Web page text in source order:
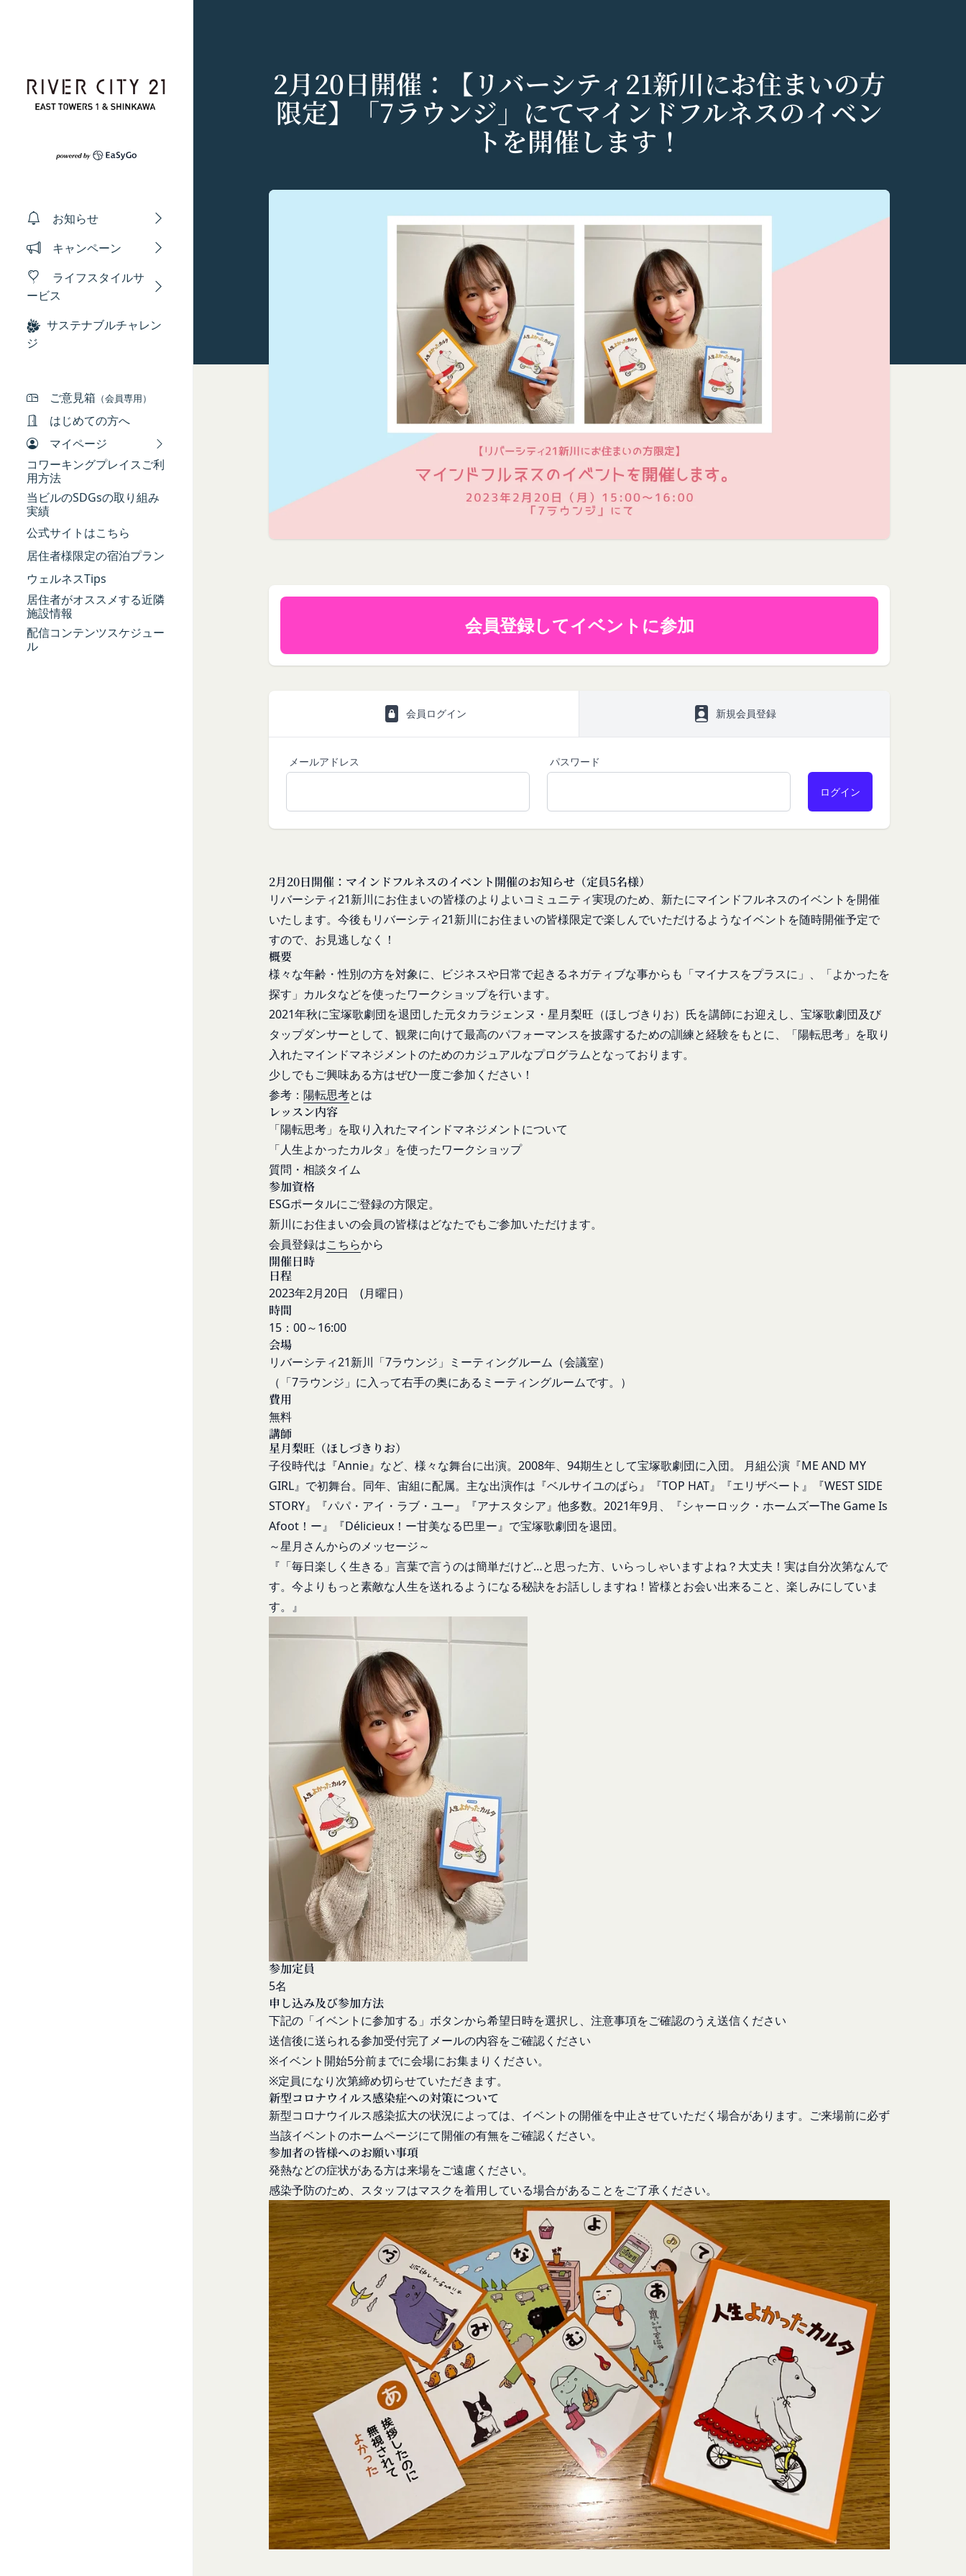
お知らせ
キャンペーン
ライフスタイルサ
ービス
サステナブルチャレン
ジ
ご意見箱 （会員専用）
はじめての方へ
マイページ
コワーキングプレイスご利
用方法
当ビルのSDGsの取り組み
実績
公式サイトはこちら
居住者様限定の宿泊プラン
ウェルネスTips
居住者がオススメする近隣
施設情報
配信コンテンツスケジュー
ル
2月20日開催：【リバーシティ21新川にお住まいの方
限定】「7ラウンジ」にてマインドフルネスのイベン
トを開催します！
会員登録してイベントに参加
会員ログイン 新規会員登録
メールアドレス パスワード
2月20日開催：マインドフルネスのイベント開催のお知らせ（定員5名様）
リバーシティ21新川にお住まいの皆様のよりよいコミュニティ実現のため、 新たにマインドフルネスのイベントを開催
いたします。今後もリバーシティ21新川にお住まいの皆様限定で楽しんでいただけるようなイベントを随時開催予定で
すので、お見逃しなく！
概要
様々な年齢・性別の方を対象に、ビジネスや日常で起きるネガティブな事からも「マイナスをプラスに」、「よかったを
探す」カルタなどを使ったワークショップを行います。
2021年秋に宝塚歌劇団を退団した元タカラジェンヌ・星月梨旺（ほしづきりお）氏を講師にお迎えし、宝塚歌劇団及び
タップダンサーとして、観衆に向けて最高のパフォーマンスを披露するための訓練と経験をもとに、「陽転思考」を取り
入れたマインドマネジメントのためのカジュアルなプログラムとなっております。
少しでもご興味ある方はぜひ一度ご参加ください！
参考：陽転思考とは
レッスン内容
「陽転思考」を取り入れたマインドマネジメントについて
「人生よかったカルタ」を使ったワークショップ
質問・相談タイム
参加資格
ESGポータルにご登録の方限定。
新川にお住まいの会員の皆様はどなたでもご参加いただけます。
会員登録はこちらから
開催日時
日程
2023年2月20日 (月曜日）
時間
15：00～16:00
会場
リバーシティ21新川「7ラウンジ」ミーティングルーム（会議室）
（「7ラウンジ」に入って右手の奥にあるミーティングルームです。）
費用
無料
講師
星月梨旺（ほしづきりお）
子役時代は『Annie』など、様々な舞台に出演。2008年、94期生として宝塚歌劇団に入団。 月組公演『ME AND MY
GIRL』で初舞台。同年、宙組に配属。主な出演作は『ベルサイユのばら』『TOP HAT』『エリザベート』『WEST SIDE
STORY』『パパ・アイ・ラブ・ユー』『アナスタシア』他多数。2021年9月、『シャーロック・ホームズーThe Game Is
Afoot！ー』『Délicieux！ー甘美なる巴里ー』で宝塚歌劇団を退団。
～星月さんからのメッセージ～
『「毎日楽しく生きる」言葉で言うのは簡単だけど…と思った方、いらっしゃいますよね？大丈夫！実は自分次第なんで
す。今よりもっと素敵な人生を送れるようになる秘訣をお話ししますね！皆様とお会い出来ること、楽しみにしていま
す。』
参加定員
5名
申し込み及び参加方法
下記の「イベントに参加する」ボタンから希望日時を選択し、注意事項をご確認のうえ送信ください
送信後に送られる参加受付完了メールの内容をご確認ください
※イベント開始5分前までに会場にお集まりください。
※定員になり次第締め切らせていただきます。
新型コロナウイルス感染症への対策について
新型コロナウイルス感染拡大の状況によっては、イベントの開催を中止させていただく場合があります。ご来場前に必ず
当該イベントのホームページにて開催の有無をご確認ください。
参加者の皆様へのお願い事項
発熱などの症状がある方は来場をご遠慮ください。
感染予防のため、スタッフはマスクを着用している場合があることをご了承ください。
プライバシーポリシー
株式会社GOYOH（以下「当社」といいます。）は、当社が運営する各サービスにおいて、個人情報の保護に関す
る法律、その他関連する法令等を遵守するとともに、以下の方針に沿ってお客様からお預かりした情報を取り扱
本文中の用語の定義は、個人情報保護法および関連法令によります。
当社は、お客様が当社のサービスの登録手続を行う場合、以下の情報（以下「お客様情報」といいます。）をご提
氏名、生年月日、性別、職業等プロフィールに関する情報
メールアドレス、電話番号、住所等連絡先に関する情報
アカウントへのアクセス者の本人確認に必要なパスワード等のその他の情報
入力フォームその他当社が定める方法を通じてお客様が入力または送信する情報
当社が各サービスにおいて取得すると定めた情報
お客様が、端末または携帯端末上で当社のサービスを利用する場合、当社は、端末識別子およびIPアドレスを取得
する場合があります。また、当社は、お客様が端末に関連付けた名前、端末の種類、電話番号、国、およびユーザ
ー名、もしくはメールアドレスなど、お客様が提供することを選択したその他のあらゆる情報を取得する場合があ
できますが、無効にした場合には当社のサービスの一部が利用できなくなくなることがあります。
お客様が、当社のサービスを利用する際、直接当社に提供した情報および当社のサービスを提供している第三者サ
ービス提供者を通じて提供した情報を、当社は取得・保管することがあります。お客様のサービスご利用状況、他
の利用者との交流に関する情報も取得することがあります。
を認めた情報を取得することがあります。
で利用します。
Cookie（クッキー）について
す。これに類似の技術を含みます。)を使用することがあります。
クッキーは、ウェブサイトを利用されたときにご利用のパソコンや携帯端末に一時的にデータを保存させるもの
合わせによっても個人が特定できないもの)を取得することがあります。
お客様がご自身に関する情報の取得を望まれない場合は、ブラウザや携帯端末の設定により、クッキーの受け取り
を拒否することも可能です。なお、クッキーの受け取りを拒否された場合、当社のサービスの一部がご利用できな
くなることがあります。
当社は、お客様情報への不正なアクセスや漏洩等を防ぐため、セキュリティーの維持に努めます。また、当社は、
当社の通常の事業運営に照らして当社が不要と判断した場合、お客様から取得したお客様情報を安全かつ合理的な
方法で消去します。
第三者への提供等
当社は、以下の場合、お客様情報を第三者と共有することがあります。（以下、当社がお客様情報を提供した相手
方を「提供先」といいます。）
お客様の同意を得た場合
当社は、お客様の同意を得た場合、お客様情報（個人情報の場合もあります。）を第三者である会社、組織、個人
に提供することがあります。
第三者サービス提供者との共有
支払処理、データ分析、メール送信、ホスティングサービス、カスタマーサービスなどを当社の代理で行うサービ
スを提供する第三者、または、当社のマーケティングのサポートを行う第三者に対して、お客様情報を提供するこ
とがあります。
外部サービスとの連携のための共有
当社は、Facebook、Googleアカウント、Twitterその他の外部サービスとの連携または外部サービスを利用した
認証にあたり、当該外部サービス運営会社にお客様情報を提供することがあります。
法律上の理由
お客様の居住国内外において、法律、規則、法的手段または公的もしくは政府機関からの要求により、当社がお客
様情報の全部または一部を開示することが必要になる場合があります。
当社は、国家安全保障、法の執行またはその他の交易の実現のために必要または適切であると判断した場合、お客
様情報の全部または一部を公開することがあります。
当社は、当社の利用規約の執行、当社の運営またはお客様の保護のために、開示が合理的に必要であると判断する
場合、お客様情報の全部または一部を開示することがあります。
売却または合併
組織再編、合併または譲渡に際し、当社が取得した個人情報の全部または一部を関係者に移転することがありま
委託先等の管理
当社は、業務を委託するため委託先にお客様情報を提供または開示する場合、当該委託先に対し、適切な取扱いお
よび保護を行わせ、第三者への開示・提供および当社の提供目的以外の目的での利用を行わないよう適切に管理お
よび監督します。
開示・訂正等
お客様がご自身の個人情報の内容を確認、訂正または利用停止を希望される場合には、個人情報保護法その他の法
令により当社が義務を負う範囲において、速やかに対応させていただきます。
なお、かかる場合には、本人確認をさせていただく場合があります。
お問い合わせ
開示等のご希望、ご意見、ご質問、苦情のお申し出その他個人情報の取り扱いに関するお問い合わせは、下記の窓
口までお願いいたします。
メールによるお問い合わせ
営業時間内に順次回答いたします。
お問い合わせ内容によっては回答にお時間をいただく場合や、ご返答できない場合がございます。あらかじめご了
承いただきますようお願い致します。
「@goyoh.jp」を含むメールアドレスから受信できるよう、あらかじめご設定ください。
メールによるお問い合わせについて、お客さまの個人情報保護のため、SSL通信を使用しております。お客さまが
お使いのブラウザがSSL通信非対応の場合には、このお問い合わせフォームは利用できませんので、その場合には
お電話でのお問い合わせをお願いいたします。
当社は、管理担当役員を利用者情報管理責任者とし、利用者情報の適正な管理及び継続的な改善を実施します。
当社は、以下の場合には、何らの責任を負いません。
お客様ご本人が本サービスの機能又は別の手段を用いて第三者に利用者情報を明らかにした場合
お客様が自ら本サービス上に入力した情報等により、個人を識別し得る状態に至った場合
当社は、利用者情報の取扱いに関する運用状況を適宜見直し、継続的な改善に努めるものとし、必要に応じて、本
ポリシーをお客様の事前の了承を得ることなく変更することがあります。変更後の本ポリシーについては、当社が
別途定める場合を除いて、当社ウェブサイトでの公示後、すぐに効力が発生するものとします。但し、法令上お客
様の同意が必要となるような内容の変更を行うときは、当社が定める方法により、お客様の同意を取得するものと
その他の注意事項
当社が提供するサービスは、当社が管理するサービス以外のサービスへのリンクを含む場合があり、これら外部サ
ービスにおける内容や利用者情報の保護については、当社は一切責任を負いません。
発効日：2021年9月1日
株式会社GOYOHが運営するコミュニティポータルサイトサービス（以下「本サービス」といいます。）のご利用
規約（以下「本規約」といいます。）を下記の通り定めます。
本サービスをご利用される方は、ご登録される前に本規約を必ずお読みになり、本規約に同意いただく必要があり
本規約において、次の各号に掲げる用語の意義は、当該各号に定めるところによるものとします。
当社が提供するコミュニティポータルサイト及び連携により利用できるすべてのサービスをいいます。
本利用規約に基づく利用契約を当社と締結している方をいいます。
本利用規約に基づき、契約者が本サービスの利用を認めた特定の法人、団体、個人の第三者をいいます。なお、利
用者は契約者の事業のために本サービスを利用されているものとみなします。
本規約の内容の全てを承認いただいた上、本サービス所定の手続きに従い会員登録を申請し、当社がこれを承認し
た特定の法人、団体、個人をいいます。
本サービスの利用を希望する法人、団体、個人をいいます。
を求めた情報及びこれらの情報について利用者自身が追加、変更を行った場合の当該情報をいいます。
「アカウント」
各会員が保有する、本サービスの利用に関する権利の総体をいいます。
登録情報と組み合わせて、会員とその他の者とを識別するために用いられる符号をいいます。
当社との間で締結する契約に基づき、本サービスと提携するサービス（以下「提携サービス」といいます。）を提
供し、又はその運営を行う者をいいます。
第2条（総則・適用範囲）
び当社と会員との権利義務関係を定めるものです。
当社が、当社ウェブサイト上に本サービスに関する個別規定や追加規定を掲載する場合、又は第11条に定める方
当社は、本規約を変更する必要が生じた場合には、会員の明示の承諾を得ることなく、本規約を変更することがで
きるものとします。
前項による本規約の変更をするときは、その効力発生日を定め、かつ、本規約を変更する旨及び変更後の本規約の
内容並びにその効力発生日を、会員に対し、本規約変更の効力発生日前に、第11条に定める方法により通知する
ものとします。ただし、文言の修正等、会員に不利益を与えるものではない軽微な変更の場合には、当該通知を省
略することができます。
本規約変更の効力発生日後に本サービスの利用を行った場合、会員は本規約の変更に同意したものとみなします。
当社が提供する本サービス以外のサービス又は提携パートナーが提供するサービスについては、各サービスに定め
られる利用規約等に従ってご利用ください。
本契約において使用される以下の各用語は各々以下に定める意味を有します。
第3条（提供されるサービス）
当社が提供する本サービスは、次の各号に掲げるサービスとします。
コミュニティポータルサイトが提供する情報サービス
前各号に付随する各種サービス
当社は、前項各号に定めるサービスの内容を変更することができるものとします。
第4条（会員登録）
会員登録手続きは、本サービスの会員登録ページから当社の指定する方法に従い、会員登録を希望する本人が行う
ものとします。当社に対して会員登録の申し込みが行われた場合には、登録手続きにおいて氏名等を入力された本
人が当該申し込みを行ったものとみなします。
当社は、会員登録を申請した者が以下の各号のいずれかの事由に該当する場合は、登録を拒否することがありま
当社に提供された登録情報の全部又は一部につき虚偽、誤記又は記載漏れがあった場合
当該登録希望者が、本サービス又は当社が提供するその他のサービスの利用に際して、過去にアカウント削除
等の利用停止措置を受けたことがあり、又は現在受けている場合
未成年者、成年被後見人、被保佐人又は被補助人のいずれかであって、法定代理人、後見人､保佐人又は補助人
の同意等を得ていなかった場合
会員登録の申請に虚偽の事項が含まれている場合
過去に当社との契約に違反した者またはその関係者であると当社が判断した場合
反社会的勢力等（暴力団、暴力団員、右翼団体、反社会的勢力、その他これに準ずるものを意味します。以下
同じ。）であるまたは資金提供その他を通じて反社会的勢力等の維持、運営もしくは経営に協力もしくは関与
する等反社会的勢力等との何らかの交流もしくは関係を行っていると当社が判断した場合
その他会員登録が適当でないと当社が判断した場合
第5条（登録内容の変更）
会員は、登録情報の内容の全部または一部に関して変更が生じた場合、直ちに当社所定の方法により登録内容を変
会員が前項に定める変更手続きを行わなかった場合には、既に登録済みの情報に基づく処理を適正・有効なものと
することをあらかじめ承諾します。
会員が本条第１項に定める変更手続きを行わなかったことにより生じた損害について、当社は一切責任を負いませ
第6条（IDおよびパスワードの管理）
会員は、会員登録等の際に会員本人が設定し、承認・登録されたお客様IDおよびパスワードの利用、管理につい
て一切の責任を負うものとします。
会員は、お客様IDおよびパスワードの第三者への譲渡、承継、名義変更、貸与、開示又は漏洩してはならないも
会員のお客様IDおよびパスワードの使用上の過失または第三者による不正使用等に起因する損害について、当社
は一切責任を負わないものとします。 会員のお客様IDおよびパスワードの失念に起因する損害について、当社は
一切の責任を負わないものとします。
当社は、当社所定の方法により会員のお客様IDおよびパスワードの一致を確認した場合、当該お客様IDおよびパ
スワードに基づく会員が、本サービスを利用したものとみなし、その場合の責任は全て当該会員に帰属するものと
第7条（会員の退会）
会員は、当社所定の退会手続の完了により、会員登録を抹消することができます。
第8条（禁止事項）
会員は、本サービスの利用に際して、以下の各号のいずれかに該当する行為または該当するおそれのある行為を行
ってはならないものとします。
本規約および法令に違反する行為、犯罪に結びつく行為または公序良俗に反する行為
会員登録または登録内容の変更の際に虚偽の会員情報を入力する行為
本サービスの運営を妨害するおそれのある行為または本サービスに支障を生じさせるおそれのある行為
当社または第三者の財産権、プライバシー権、著作権等の知的財産権、その他の権利または利益を侵害する行
当社または第三者を誹謗、中傷する行為
当社もしくは第三者に対して、迷惑、不利益または損害を与える行為
お客様IDおよびパスワードを不正に使用する行為
同業者の再販など、営利目的で商品等を購入する行為
その他、当社が不適切と判断する行為
会員の行為が本規約に違反すると当社が判断した場合、当社は、通知または催告をすることなく、当該会員の登録
の抹消、当社が提供する一切のサービスの利用禁止、停止、本サービス上に公開した提供物（本規約第10条3項で
定義します。）の削除その他の必要な措置を講じることができるものとします。
当社が前項に定める措置を講じた場合において、当社は、会員に対し、当該措置を講じた理由を開示する義務及び
当該措置により会員に生じた損害を賠償する義務並びにその他一切の義務を負わないものとします。
第9条（当社が提供するコンテンツに関する知的財産権等）
本サービスを通じて会員に提供する文章、イラスト、デザイン、写真、画像、ロゴ、アイコン、映像、プログラム
等（以下「コンテンツ」といいます。）の著作権、商標権およびその他の知的財産権は全て当社または当社にコン
テンツの使用を許諾する者に帰属するものであり、会員はこれらの権利を侵害する行為を行わないものとします。
目的の如何を問わず、本サービスのコンテンツその他掲載内容の全部または一部を権利者の許可なく使用（複製、
改変、転用、転送、配布、掲示、販売、出版など）する行為は固く禁止します。
会員は、前2項の規定に違反して第三者との間で問題が生じた場合、自己の責任と費用においてかかる問題を解決
するとともに当社に何等の損害、損失または不利益等を与えないものとします。
第10条（会員が提供する提供物に関する知的財産権等）
当社所定の方法により会員が提供する商品レビュー、画像データその他一切の提供物（以下、これらをまとめて
「提供物」といいます。）に関する知的財産権等の権利は、従前どおり会員が保持するものとし、当社がかかる権
利を取得することはありません。
前項にかかわらず、会員は当社に対し、提供物に関し、無償、地域無限定、非独占的、サブライセンス可能かつ譲
渡可能な使用、複製、配布、派生著作物の作成、表示および実行（以下「使用等」といいます。）に関する権利を
付与するものとします。
会員は、提供物について、自らが使用等についての適法な権利を有していることおよび提供物が第三者の権利を侵
害していないことについて保証するものとします。
会員は、当社および当社から提供物の権利を承継しまたは使用許諾を受けた第三者に対して、著作者人格権を行使
しないことをあらかじめ承諾するものとします。
第11条（通知・連絡）
当社は、本サービスの利用に関して、書面の送付、電子メールの送信、当社ウェブサイト上における掲示その他当
社が適当と認める方法により会員に通知を行うことができるものとし、会員はこれに同意するものとします。
当社は、前項に定める通知を書面の送付、電子メールの送信によって行う場合、会員が申込時（変更手続きを行っ
た場合は、当該変更時とします。）に届け出た連絡先に対して通知を行えば足りるものとし、当該通知は通常到達
すべき時に会員に到達したものとみなします。
Amazonギフト券
Amazon.co.jpで使えるデジタル商品券です。
会員情報に登録されているメールアドレス宛にギフト券番号を贈ります。
メールに記載されたギフト券番号をご用意ください。
を選択します。
Amazonギフト券の利用方法に関しましては、Amazon のカスタマーサポート(0120-999-373 / 24時間対応) までお問い合わせく
ださい。Amazonギフト券細則については、こちら をご確認ください。
閉じる